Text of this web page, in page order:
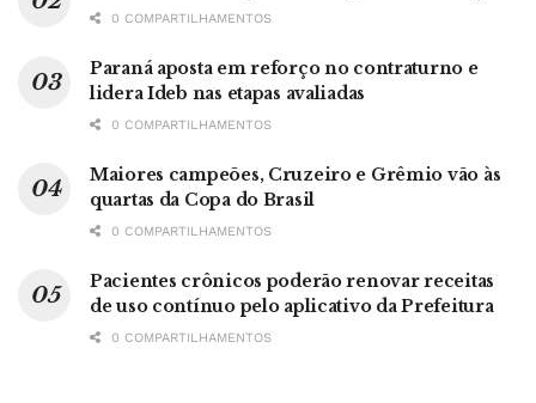
0 COMPARTILHAMENTOS
Paraná aposta em reforço no contraturno e
lidera Ideb nas etapas avaliadas
0 COMPARTILHAMENTOS
Maiores campeões, Cruzeiro e Grêmio vão às
quartas da Copa do Brasil
0 COMPARTILHAMENTOS
Pacientes crônicos poderão renovar receitas
de uso contínuo pelo aplicativo da Prefeitura
0 COMPARTILHAMENTOS